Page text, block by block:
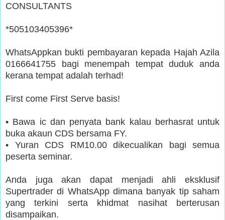
CONSULTANTS
*505103405396*
WhatsAppkan bukti pembayaran kepada Hajah Azila
0166641755 bagi menempah tempat duduk anda
kerana tempat adalah terhad!
First come First Serve basis!
• Bawa ic dan penyata bank kalau berhasrat untuk
buka akaun CDS bersama FY.
• Yuran CDS RM10.00 dikecualikan bagi semua
peserta seminar.
Anda juga akan dapat menjadi ahli eksklusif
Supertrader di WhatsApp dimana banyak tip saham
yang terkini serta khidmat nasihat berterusan
disampaikan.